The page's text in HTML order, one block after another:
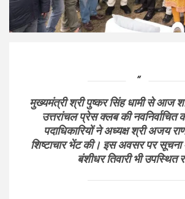
मुख्यमंत्री श्री पुष्कर सिंह धामी से आज
उत्तरांचल प्रेस क्लब की नवनिर्वाचित
पदाधिकारियों ने अध्यक्ष श्री अजय
शिष्टाचार भेंट की। इस अवसर पर सूचना
बंशीधर तिवारी भी उपस्थित